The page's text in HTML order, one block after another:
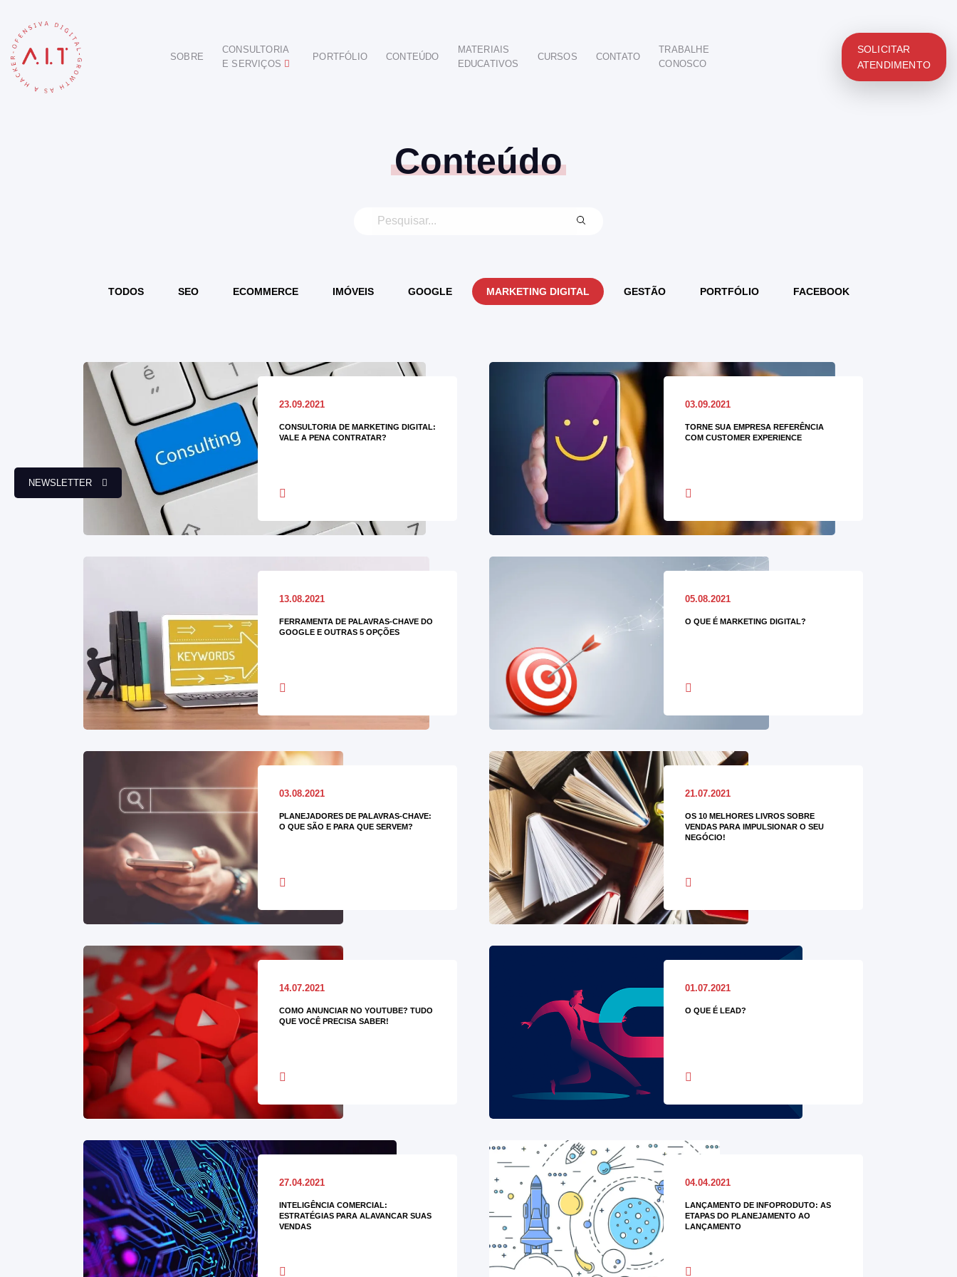
SOBRE
CONSULTORIA
E SERVIÇOS
ODONTOLÓGICO
HOTELARIA
BUSINESS INTELIGENCE
PORTFÓLIO CONTEÚDO
MATERIAIS
EDUCATIVOS
CURSOS CONTATO
TRABALHE
CONOSCO
SOLICITAR
ATENDIMENTO
NEWSLETTER
Conteúdo
TODOS SEO ECOMMERCE IMÓVEIS GOOGLE MARKETING DIGITAL GESTÃO PORTFÓLIO FACEBOOK
23.09.2021
CONSULTORIA DE MARKETING DIGITAL:
VALE A PENA CONTRATAR?
03.09.2021
TORNE SUA EMPRESA REFERÊNCIA
COM CUSTOMER EXPERIENCE
13.08.2021
FERRAMENTA DE PALAVRAS-CHAVE DO
GOOGLE E OUTRAS 5 OPÇÕES
05.08.2021
O QUE É MARKETING DIGITAL?
03.08.2021
PLANEJADORES DE PALAVRAS-CHAVE:
O QUE SÃO E PARA QUE SERVEM?
21.07.2021
OS 10 MELHORES LIVROS SOBRE
VENDAS PARA IMPULSIONAR O SEU
NEGÓCIO!
14.07.2021
COMO ANUNCIAR NO YOUTUBE? TUDO
QUE VOCÊ PRECISA SABER!
01.07.2021
O QUE É LEAD?
27.04.2021
INTELIGÊNCIA COMERCIAL:
ESTRATÉGIAS PARA ALAVANCAR SUAS
VENDAS
04.04.2021
LANÇAMENTO DE INFOPRODUTO: AS
ETAPAS DO PLANEJAMENTO AO
LANÇAMENTO